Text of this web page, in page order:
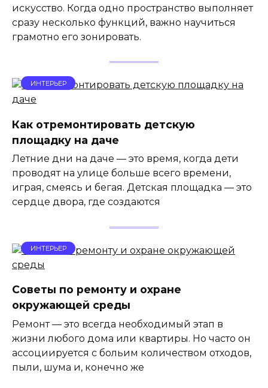
искусство. Когда одно пространство выполняет
сразу несколько функций, важно научиться
грамотно его зонировать.
ИНТЕРЬЕР
Как отремонтировать детскую
площадку на даче
Летние дни на даче — это время, когда дети
проводят на улице больше всего времени,
играя, смеясь и бегая. Детская площадка — это
сердце двора, где создаются
ИНТЕРЬЕР
Советы по ремонту и охране
окружающей среды
Ремонт — это всегда необходимый этап в
жизни любого дома или квартиры. Но часто он
ассоциируется с больим количеством отходов,
пыли, шума и, конечно же